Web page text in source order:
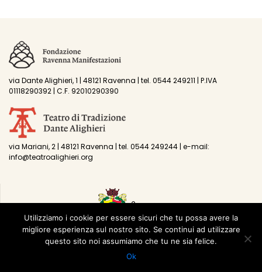
via Dante Alighieri, 1 | 48121 Ravenna | tel. 0544 249211 | P.IVA
01118290392 | C.F. 92010290390
via Mariani, 2 | 48121 Ravenna | tel. 0544 249244 | e-mail:
info@teatroalighieri.org
Utilizziamo i cookie per essere sicuri che tu possa avere la
migliore esperienza sul nostro sito. Se continui ad utilizzare
questo sito noi assumiamo che tu ne sia felice.
Ok